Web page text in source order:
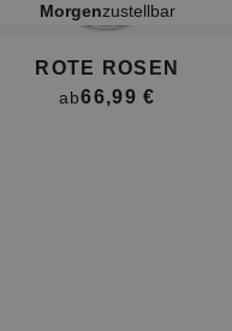
morgenzustellbar
ROTE ROSEN
ab66,99 €